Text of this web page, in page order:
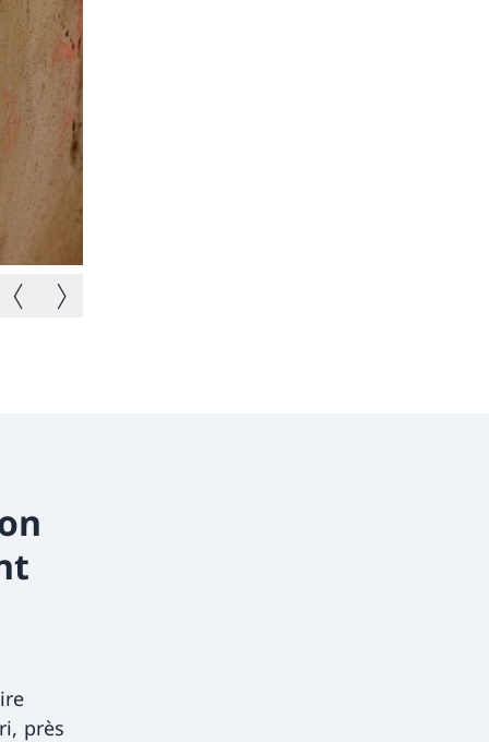
précédente
Image suivante
près